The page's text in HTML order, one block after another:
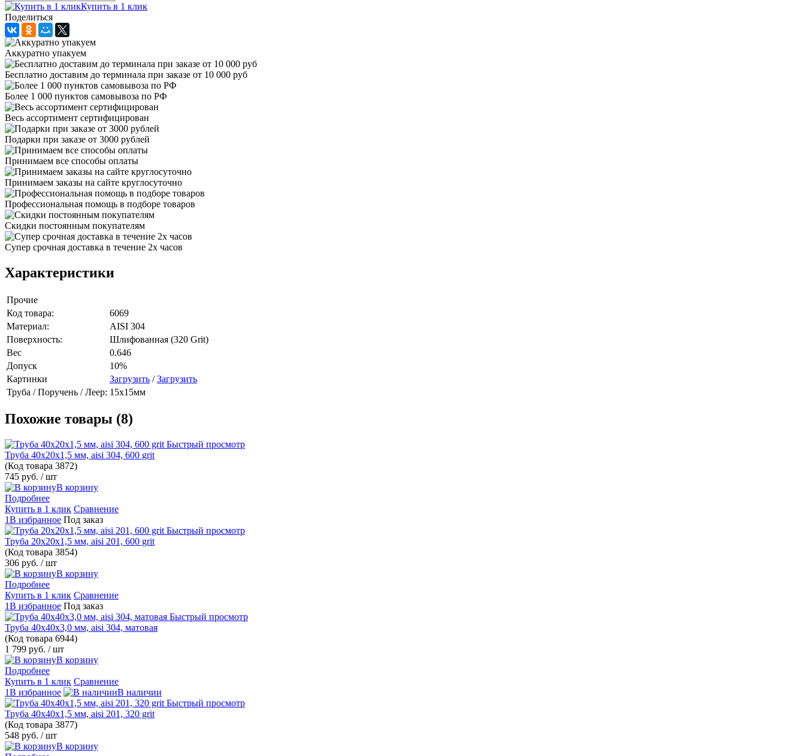
Купить в 1 клик
Поделиться
Аккуратно упакуем
Бесплатно доставим до терминала при заказе от 10 000 руб
Более 1 000 пунктов самовывоза по РФ
Весь ассортимент сертифицирован
Подарки при заказе от 3000 рублей
Принимаем все способы оплаты
Принимаем заказы на сайте круглосуточно
Профессиональная помощь в подборе товаров
Скидки постоянным покупателям
Супер срочная доставка в течение 2х часов
Характеристики
Прочие
Код товара:
6069
Материал:
AISI 304
Поверхность:
Шлифованная (320 Grit)
Вес
0.646
Допуск
10%
Картинки
Загрузить /Загрузить
Труба / Поручень / Леер: 15x15мм
Похожие товары (8)
Быстрый просмотр
Труба 40х20х1,5 мм, aisi 304, 600 grit
(Код товара 3872)
745 руб. / шт
В корзину
Подробнее
Купить в 1 клик Сравнение
1В избранное Под заказ
Быстрый просмотр
Труба 20х20х1,5 мм, aisi 201, 600 grit
(Код товара 3854)
306 руб. / шт
В корзину
Подробнее
Купить в 1 клик Сравнение
1В избранное Под заказ
Быстрый просмотр
Труба 40х40х3,0 мм, aisi 304, матовая
(Код товара 6944)
1 799 руб. / шт
В корзину
Подробнее
Купить в 1 клик Сравнение
1В избранное
В наличии
Быстрый просмотр
Труба 40х40х1,5 мм, aisi 201, 320 grit
(Код товара 3877)
548 руб. / шт
В корзину